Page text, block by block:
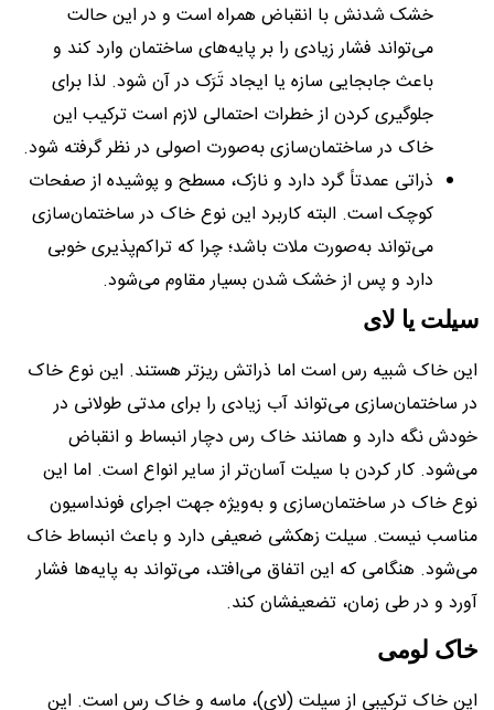
خشک شدنش با انقباض همراه است و در این حالت
می‌تواند فشار زیادی را بر پایه‌های ساختمان وارد کند و
باعث جابجایی سازه یا ایجاد تَرَک در آن شود. لذا برای
جلوگیری کردن از خطرات احتمالی لازم است ترکیب این
خاک در ساختمان‌سازی به‌صورت اصولی در نظر گرفته شود.
ذراتی عمدتاً گرد دارد و نازک، مسطح و پوشیده از صفحات
کوچک است. البته کاربرد این نوع خاک در ساختمان‌سازی
می‌تواند به‌صورت ملات باشد؛ چرا که تراکم‌پذیری خوبی
دارد و پس از خشک شدن بسیار مقاوم می‌شود.
سیلت یا لای
این خاک شبیه رس است اما ذراتش ریزتر هستند. این نوع خاک
در ساختمان‌سازی می‌تواند آب زیادی را برای مدتی طولانی در
خودش نگه دارد و همانند خاک رس دچار انبساط و انقباض
می‌شود. کار کردن با سیلت آسان‌تر از سایر انواع است. اما این
نوع خاک در ساختمان‌سازی و به‌ویژه جهت اجرای فونداسیون
مناسب نیست. سیلت زهکشی ضعیفی دارد و باعث انبساط خاک
می‌شود. هنگامی که این اتفاق می‌افتد، می‌تواند به پایه‌ها فشار
آورد و در طی زمان، تضعیفشان کند.
خاک لومی
این خاک ترکیبی از سیلت (لای)، ماسه و خاک رس است. این